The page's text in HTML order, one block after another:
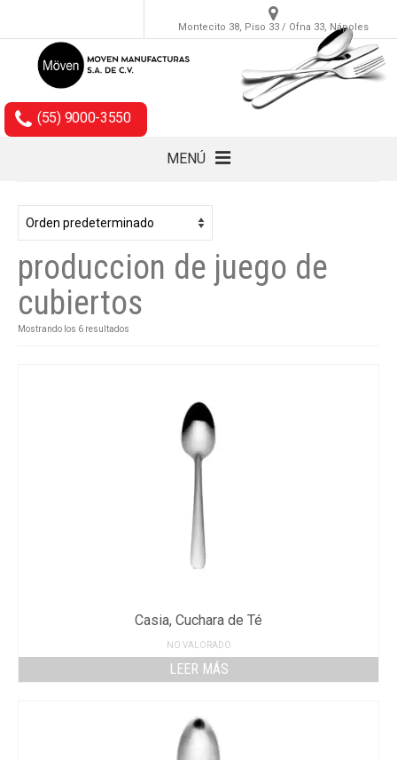
Montecito 38, Piso 33 / Ofna 33, Nápoles
(55) 9000-3550
MENÚ
Cubiertos
Accesorios
Empaques
produccion de juego de
cubiertos
Mostrando los 6 resultados
Casia, Cuchara de Té
NO VALORADO
LEER MÁS